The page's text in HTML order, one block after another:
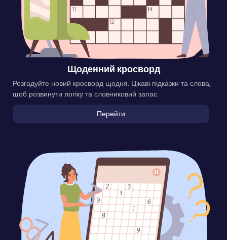
Щоденний кросворд
Розгадуйте новий кросворд щодня. Цікаві підказки та слова,
щоб розвинути логіку та словниковий запас.
Перейти